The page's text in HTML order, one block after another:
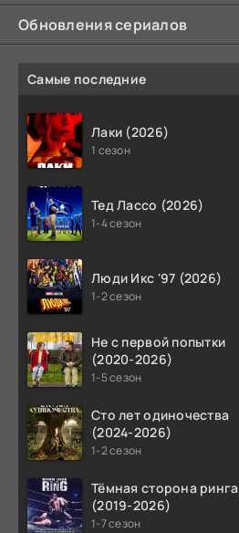
Обновления сериалов
Самые последние
Лаки (2026)
1 сезон
Тед Лассо (2026)
1-4 сезон
Люди Икс '97 (2026)
1-2 сезон
Не с первой попытки
(2020-2026)
1-5 сезон
Сто лет одиночества
(2024-2026)
1-2 сезон
Тёмная сторона ринга
(2019-2026)
1-7 сезон